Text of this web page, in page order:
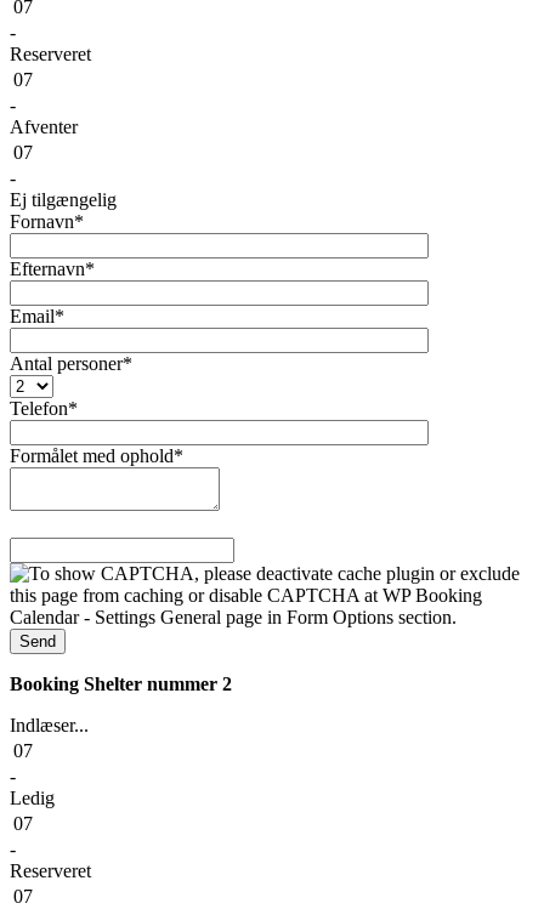
07
-
Reserveret
07
-
Afventer
07
-
Ej tilgængelig
Fornavn*
Efternavn*
Email*
Antal personer*
Telefon*
Formålet med ophold*
Booking Shelter nummer 2
Indlæser...
07
-
Ledig
07
-
Reserveret
07